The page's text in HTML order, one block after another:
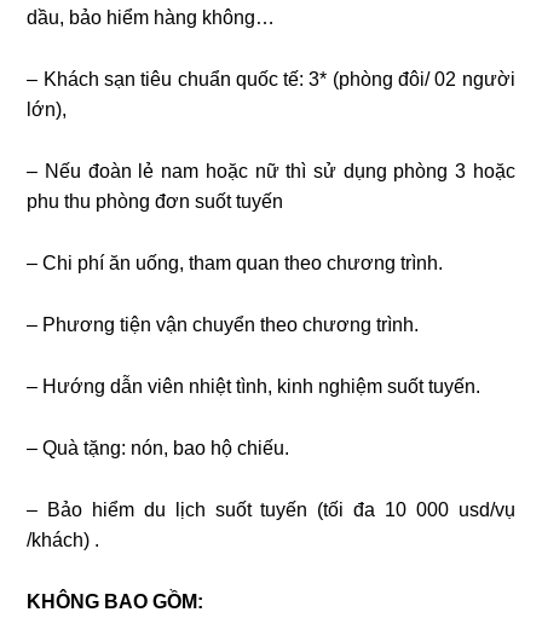
dầu, bảo hiểm hàng không…
– Khách sạn tiêu chuẩn quốc tế: 3* (phòng đôi/ 02 người
lớn),
– Nếu đoàn lẻ nam hoặc nữ thì sử dụng phòng 3 hoặc
phu thu phòng đơn suốt tuyến
– Chi phí ăn uống, tham quan theo chương trình.
– Phương tiện vận chuyển theo chương trình.
– Hướng dẫn viên nhiệt tình, kinh nghiệm suốt tuyến.
– Quà tặng: nón, bao hộ chiếu.
– Bảo hiểm du lịch suốt tuyến (tối đa 10 000 usd/vụ
/khách) .
KHÔNG BAO GỒM: